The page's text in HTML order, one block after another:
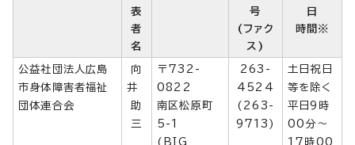
表
者
名
号
(ファク
ス)
日
時間※
公益社団法人広島
市身体障害者福祉
団体連合会
向
井
助
三
〒732-
0822
南区松原町
5-1
(BIG
263-
4524
(263-
9713)
土日祝日
等を除く
平日9時
00分～
17時00